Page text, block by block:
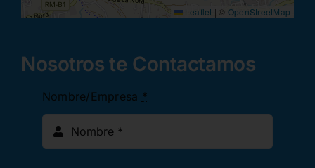
Leaflet | © OpenStreetMap
Nosotros te Contactamos
Nombre/Empresa *